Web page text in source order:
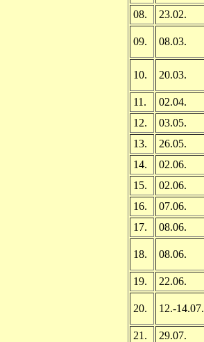
08.
23.02.
09. 08.03.
10. 20.03.
11.
02.04.
12.
03.05.
13.
26.05.
14.
02.06.
15.
02.06.
16.
07.06.
17.
08.06.
18. 08.06.
19.
22.06.
20. 12.-14.07.
21.
29.07.